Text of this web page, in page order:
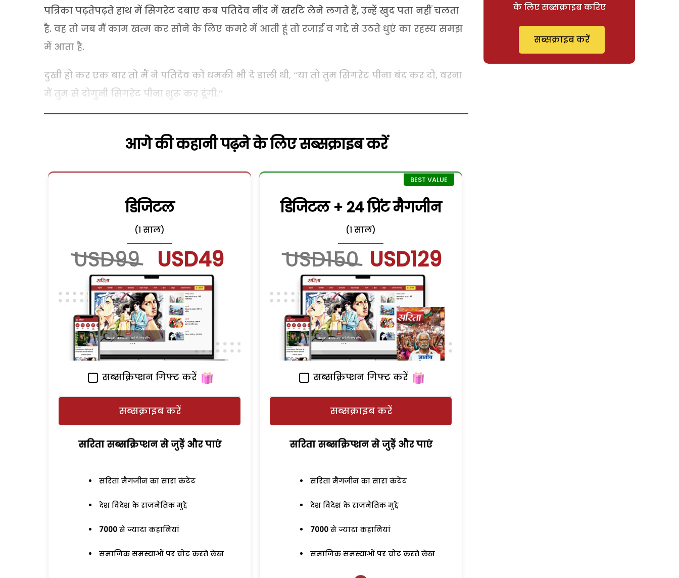
पत्रिका पढ़तेपढ़ते हाथ में सिगरेट दबाए कब पतिदेव नींद में खर्राटे लेने लगते हैं, उन्हें खुद पता नहीं चलता
है. वह तो जब मैं काम खत्म कर सोने के लिए कमरे में आती हूं तो रजाई व गद्दे से उठते धुएं का रहस्य समझ
में आता है.
दुखी हो कर एक बार तो मैं ने पतिदेव को धमकी भी दे डाली थी, ‘‘या तो तुम सिगरेट पीना बंद कर दो, वरना
मैं तुम से दोगुनी सिगरेट पीना शुरू कर दूंगी.’’
आगे की कहानी पढ़ने के लिए सब्सक्राइब करें
डिजिटल
(1 साल)
USD99 USD49
सब्सक्रिप्शन गिफ्ट करें
सब्सक्राइब करें
सरिता सब्सक्रिप्शन से जुड़ेें और पाएं
सरिता मैगजीन का सारा कंटेंट
देश विदेश के राजनैतिक मुद्दे
7000 से ज्यादा कहानियां
समाजिक समस्याओं पर चोट करते लेख
डिजिटल + 24 प्रिंट मैगजीन
(1 साल)
USD150 USD129
सब्सक्रिप्शन गिफ्ट करें
सब्सक्राइब करें
सरिता सब्सक्रिप्शन से जुड़ेें और पाएं
सरिता मैगजीन का सारा कंटेंट
देश विदेश के राजनैतिक मुद्दे
7000 से ज्यादा कहानियां
समाजिक समस्याओं पर चोट करते लेख
के लिए सब्सक्राइब करिए
सब्सक्राइब करें